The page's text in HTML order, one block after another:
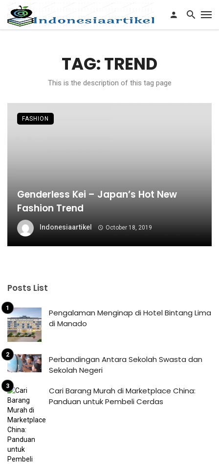
TAG: TREND
This is the description of this tag page
Genderless Kei – Japan’s Hot New
Fashion Trend
Indonesiaartikel October 18, 2019
FASHION
Posts List
Pengalaman Menginap di Hotel Bintang Lima
di Manado
Perbandingan Antara Sekolah Swasta dan
Sekolah Negeri
Cari Barang Murah di Marketplace China:
Panduan untuk Pembeli Cerdas